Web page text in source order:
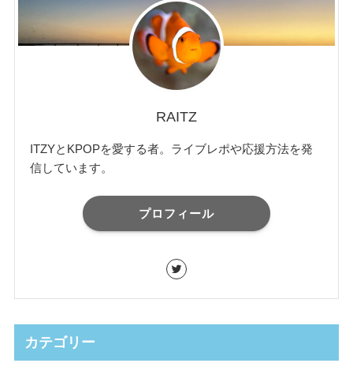
RAITZ
ITZYとKPOPを愛する者。ライブレポや応援方法を発
信しています。
プロフィール
カテゴリー